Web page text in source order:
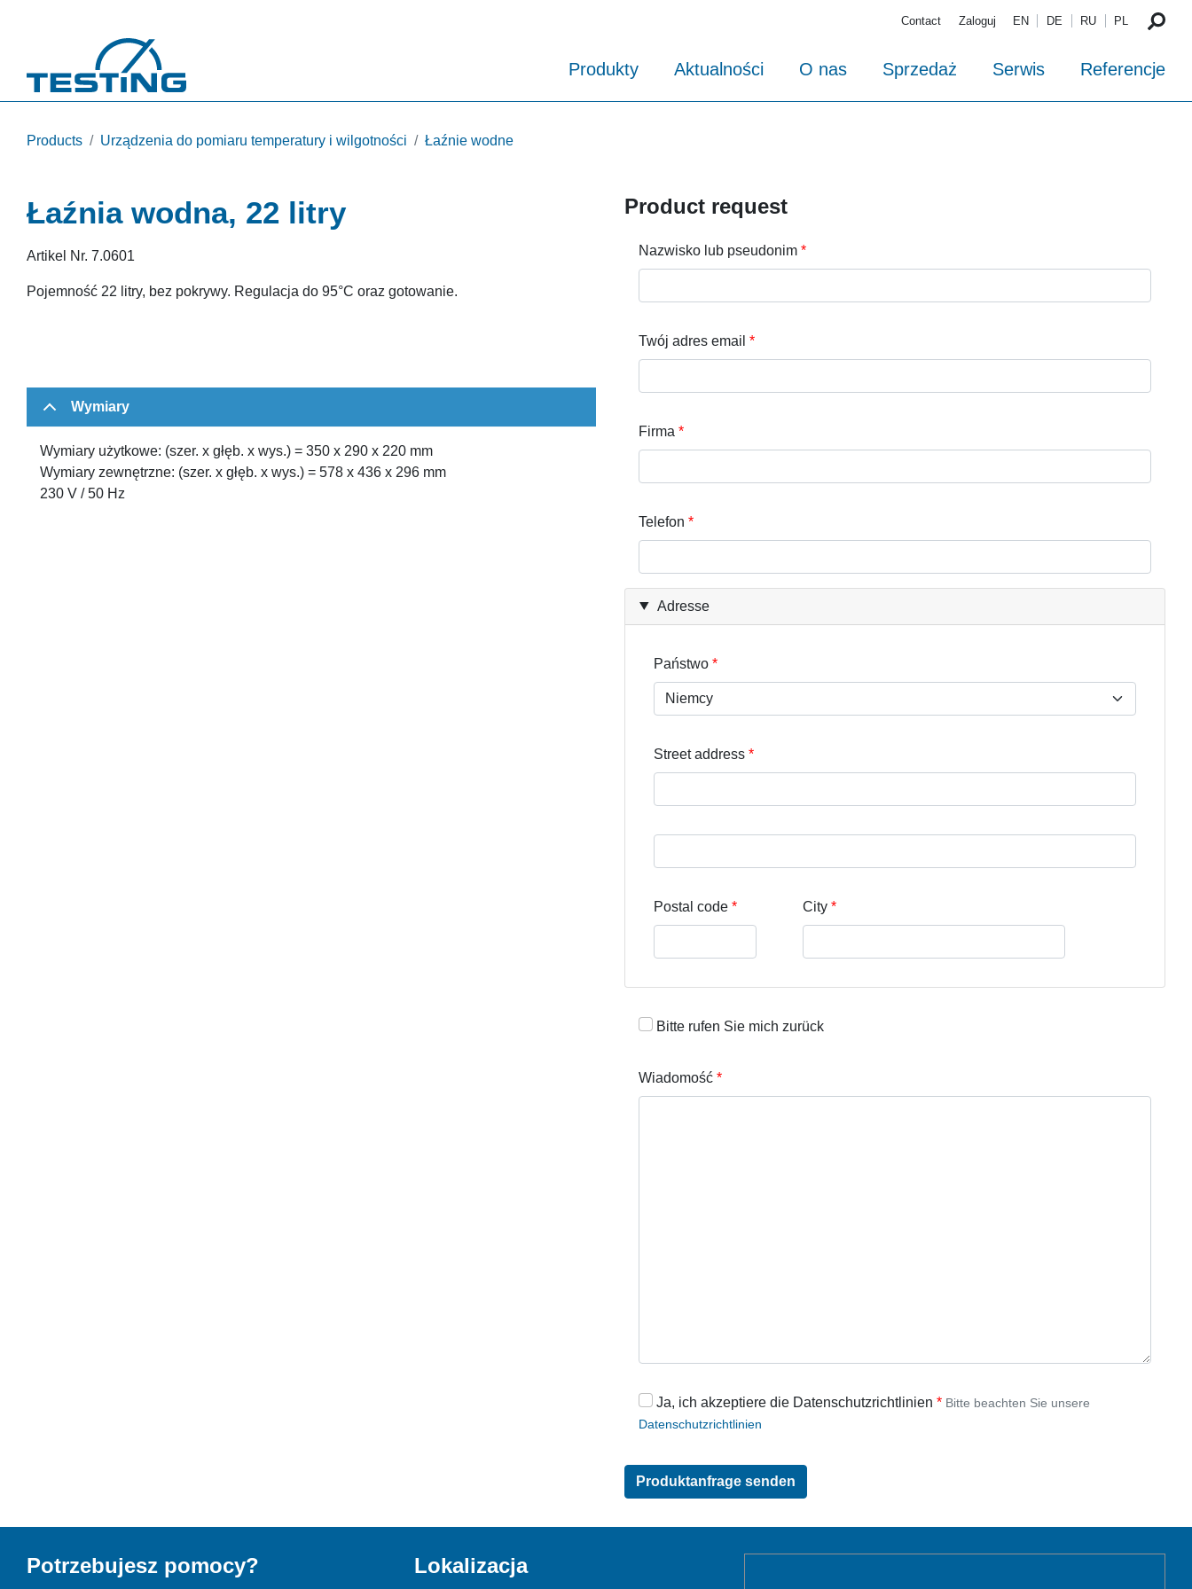
Contact Zaloguj EN DE RU PL
Produkty Aktualności O nas Sprzedaż Serwis Referencje
Products Urządzenia do pomiaru temperatury i wilgotności Łaźnie wodne
Łaźnia wodna, 22 litry
Artikel Nr. 7.0601
Pojemność 22 litry, bez pokrywy. Regulacja do 95°C oraz gotowanie.
Wymiary
Wymiary użytkowe: (szer. x głęb. x wys.) = 350 x 290 x 220 mm
Wymiary zewnętrzne: (szer. x głęb. x wys.) = 578 x 436 x 296 mm
230 V / 50 Hz
Product request
Nazwisko lub pseudonim
Twój adres email
Firma
Telefon
Adresse
Państwo
Street address
Postal code City
Bitte rufen Sie mich zurück
Wiadomość
Ja, ich akzeptiere die Datenschutzrichtlinien
Bitte beachten Sie unsere
Datenschutzrichtlinien
Potrzebujesz pomocy? Lokalizacja